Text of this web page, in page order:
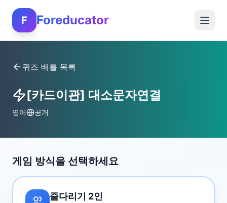
F Foreducator
퀴즈 배틀 목록
[카드이관] 대소문자연결
영어 공개
게임 방식을 선택하세요
줄다리기 2인